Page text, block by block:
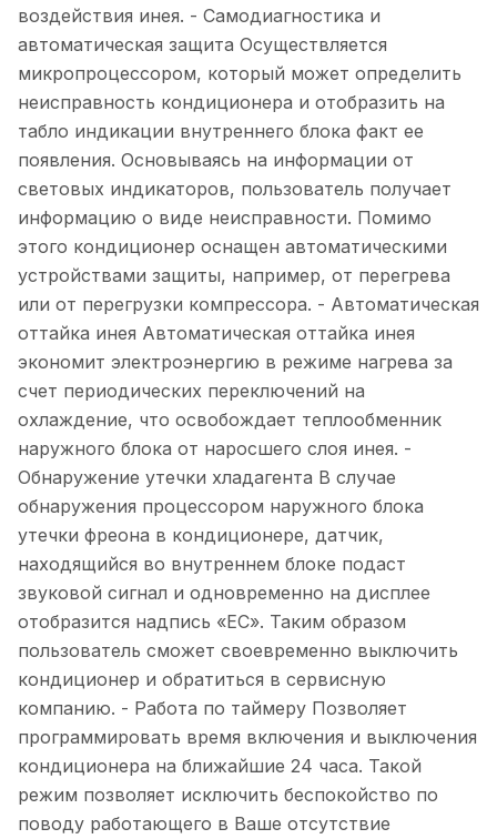
воздействия инея. - Самодиагностика и
автоматическая защита Осуществляется
микропроцессором, который может определить
неисправность кондиционера и отобразить на
табло индикации внутреннего блока факт ее
появления. Основываясь на информации от
световых индикаторов, пользователь получает
информацию о виде неисправности. Помимо
этого кондиционер оснащен автоматическими
устройствами защиты, например, от перегрева
или от перегрузки компрессора. - Автоматическая
оттайка инея Автоматическая оттайка инея
экономит электроэнергию в режиме нагрева за
счет периодических переключений на
охлаждение, что освобождает теплообменник
наружного блока от наросшего слоя инея. -
Обнаружение утечки хладагента В случае
обнаружения процессором наружного блока
утечки фреона в кондиционере, датчик,
находящийся во внутреннем блоке подаст
звуковой сигнал и одновременно на дисплее
отобразится надпись «EC». Таким образом
пользователь сможет своевременно выключить
кондиционер и обратиться в сервисную
компанию. - Работа по таймеру Позволяет
программировать время включения и выключения
кондиционера на ближайшие 24 часа. Такой
режим позволяет исключить беспокойство по
поводу работающего в Ваше отсутствие